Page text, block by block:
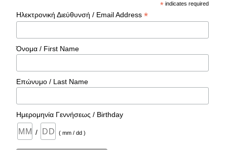
* indicates required
Ηλεκτρονική Διεύθυνσή / Email Address*
Όνομα / First Name
Επώνυμο / Last Name
Ημερομηνία Γεννήσεως / Birthday
/ ( mm / dd )